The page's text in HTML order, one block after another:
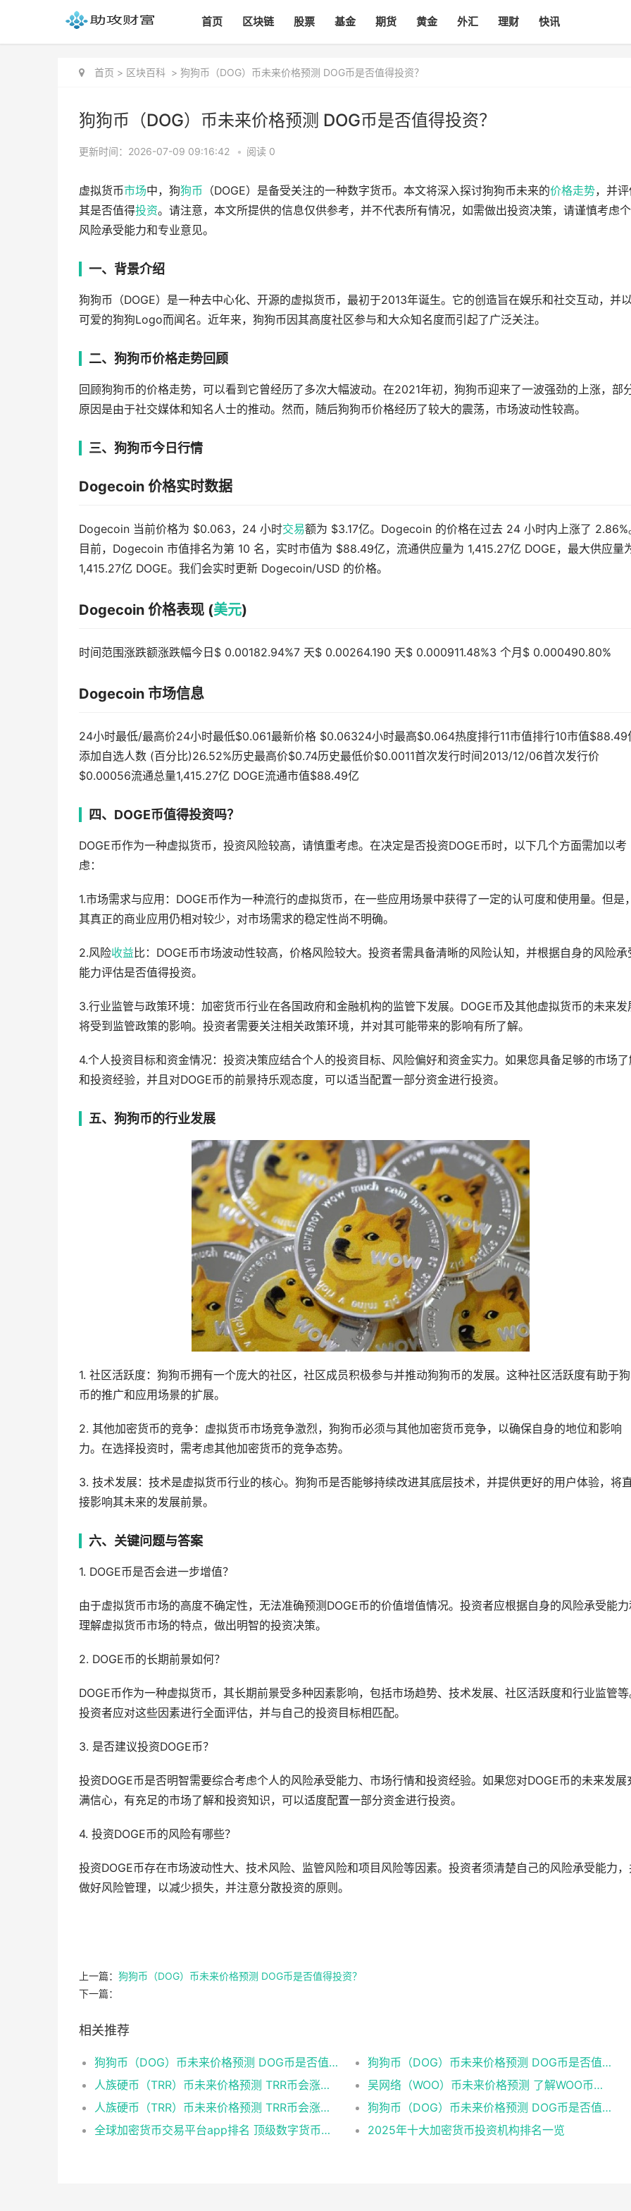
首页 区块链 股票 基金 期货 黄金 外汇 理财 快讯
首页 > 区块百科 > 狗狗币（DOG）币未来价格预测 DOG币是否值得投资？
狗狗币（DOG）币未来价格预测 DOG币是否值得投资？
更新时间：2026-07-09 09:16:42 • 阅读 0
虚拟货币市场中，狗狗币 （DOGE）是备受关注的一种数字货币。本文将深入探讨狗狗币未来的价格走势，并
其是否值得投资。请注意，本文所提供的信息仅供参考，并不代表所有情况，如需做出投资决策，请谨慎考虑
风险承受能力和专业意见。
一、背景介绍
狗狗币（DOGE）是一种去中心化、开源的虚拟货币，最初于2013年诞生。它的创造旨在娱乐和社交互动，并
可爱的狗狗Logo而闻名。近年来，狗狗币因其高度社区参与和大众知名度而引起了广泛关注。
二、狗狗币价格走势回顾
回顾狗狗币的价格走势，可以看到它曾经历了多次大幅波动。在2021年初，狗狗币迎来了一波强劲的上涨，部
原因是由于社交媒体和知名人士的推动。然而，随后狗狗币价格经历了较大的震荡，市场波动性较高。
三、狗狗币今日行情
Dogecoin 价格实时数据
Dogecoin 当前价格为 $0.063，24 小时交易额为 $3.17亿。Dogecoin 的价格在过去 24 小时内上涨了 2.86%
目前，Dogecoin 市值排名为第 10 名，实时市值为 $88.49亿，流通供应量为 1,415.27亿 DOGE，最大供应量
1,415.27亿 DOGE。我们会实时更新 Dogecoin/USD 的价格。
Dogecoin 价格表现 (美元)
时间范围涨跌额涨跌幅今日$ 0.00182.94%7 天$ 0.00264.190 天$ 0.000911.48%3 个月$ 0.000490.80%
Dogecoin 市场信息
24小时最低/最高价24小时最低$0.061最新价格 $0.06324小时最高$0.064热度排行11市值排行10市值$88.49
添加自选人数 (百分比)26.52%历史最高价$0.74历史最低价$0.0011首次发行时间2013/12/06首次发行价
$0.00056流通总量1,415.27亿 DOGE流通市值$88.49亿
四、DOGE币值得投资吗？
DOGE币作为一种虚拟货币，投资风险较高，请慎重考虑。在决定是否投资DOGE币时，以下几个方面需加以考
虑：
1.市场需求与应用：DOGE币作为一种流行的虚拟货币，在一些应用场景中获得了一定的认可度和使用量。但是
其真正的商业应用仍相对较少，对市场需求的稳定性尚不明确。
2.风险收益 比：DOGE币市场波动性较高，价格风险较大。投资者需具备清晰的风险认知，并根据自身的风险承
能力评估是否值得投资。
3.行业监管与政策环境：加密货币行业在各国政府和金融机构的监管下发展。DOGE币及其他虚拟货币的未来发
将受到监管政策的影响。投资者需要关注相关政策环境，并对其可能带来的影响有所了解。
4.个人投资目标和资金情况：投资决策应结合个人的投资目标、风险偏好和资金实力。如果您具备足够的市场
和投资经验，并且对DOGE币的前景持乐观态度，可以适当配置一部分资金进行投资。
五、狗狗币的行业发展
1. 社区活跃度：狗狗币拥有一个庞大的社区，社区成员积极参与并推动狗狗币的发展。这种社区活跃度有助于
币的推广和应用场景的扩展。
2. 其他加密货币的竞争：虚拟货币市场竞争激烈，狗狗币必须与其他加密货币竞争，以确保自身的地位和影响
力。在选择投资时，需考虑其他加密货币的竞争态势。
3. 技术发展：技术是虚拟货币行业的核心。狗狗币是否能够持续改进其底层技术，并提供更好的用户体验，将
接影响其未来的发展前景。
六、关键问题与答案
1. DOGE币是否会进一步增值？
由于虚拟货币市场的高度不确定性，无法准确预测DOGE币的价值增值情况。投资者应根据自身的风险承受能
理解虚拟货币市场的特点，做出明智的投资决策。
2. DOGE币的长期前景如何？
DOGE币作为一种虚拟货币，其长期前景受多种因素影响，包括市场趋势、技术发展、社区活跃度和行业监管
投资者应对这些因素进行全面评估，并与自己的投资目标相匹配。
3. 是否建议投资DOGE币？
投资DOGE币是否明智需要综合考虑个人的风险承受能力、市场行情和投资经验。如果您对DOGE币的未来发展
满信心，有充足的市场了解和投资知识，可以适度配置一部分资金进行投资。
4. 投资DOGE币的风险有哪些？
投资DOGE币存在市场波动性大、技术风险、监管风险和项目风险等因素。投资者须清楚自己的风险承受能力
做好风险管理，以减少损失，并注意分散投资的原则。
上一篇： 狗狗币（DOG）币未来价格预测 DOG币是否值得投资？
下一篇：
相关推荐
狗狗币（DOG）币未来价格预测 DOG币是否值得投资？
狗狗币（DOG）币未来价格预测 DOG币是否值得投资？
人族硬币（TRR）币未来价格预测 TRR币会涨到多少？
吴网络（WOO）币未来价格预测 了解WOO币的潜力与前景如何？
人族硬币（TRR）币未来价格预测 TRR币会涨到多少？
狗狗币（DOG）币未来价格预测 DOG币是否值得投资？
全球加密货币交易平台app排名 顶级数字货币交易所排行
2025年十大加密货币投资机构排名一览